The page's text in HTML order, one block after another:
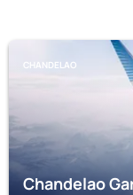
CHANDELAO
Chandelao